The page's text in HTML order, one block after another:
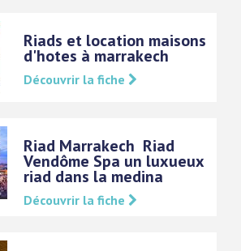
Riads et location maisons
d'hotes à marrakech
Découvrir la fiche
Riad Marrakech  Riad
Vendôme Spa un luxueux
riad dans la medina
Découvrir la fiche